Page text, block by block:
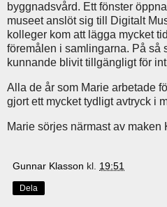
byggnadsvård. Ett fönster
museet anslöt sig till Digitalt
kolleger kom att lägga mycket
föremålen i samlingarna. På så
kunnande blivit tillgängligt för
Alla de år som Marie arbetade
gjort ett mycket tydligt avtryck i
Marie sörjes närmast av
Gunnar Klasson kl. 19:51
Dela